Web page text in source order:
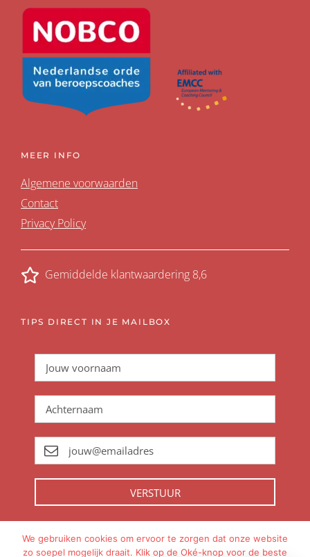
MEER INFO
Algemene voorwaarden
Contact
Privacy Policy
Gemiddelde klantwaardering 8,6
TIPS DIRECT IN JE MAILBOX
VERSTUUR
We gebruiken cookies om ervoor te zorgen dat onze website
zo soepel mogelijk draait. Klik op de Oké-knop voor de beste